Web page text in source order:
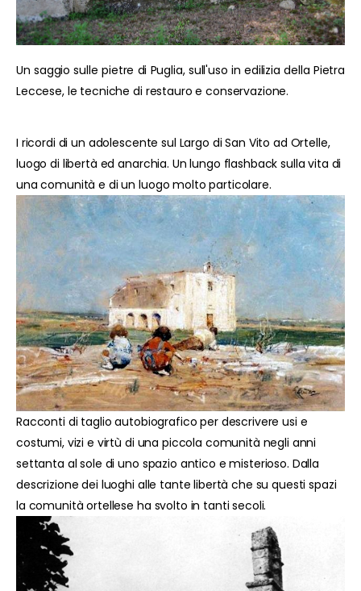
Un saggio sulle pietre di Puglia, sull'uso in edilizia della Pietra
Leccese, le tecniche di restauro e conservazione.
I ricordi di un adolescente sul Largo di San Vito ad Ortelle,
luogo di libertà ed anarchia. Un lungo flashback sulla vita di
una comunità e di un luogo molto particolare.
Racconti di taglio autobiografico per descrivere usi e
costumi, vizi e virtù di una piccola comunità negli anni
settanta al sole di uno spazio antico e misterioso. Dalla
descrizione dei luoghi alle tante libertà che su questi spazi
la comunità ortellese ha svolto in tanti secoli.